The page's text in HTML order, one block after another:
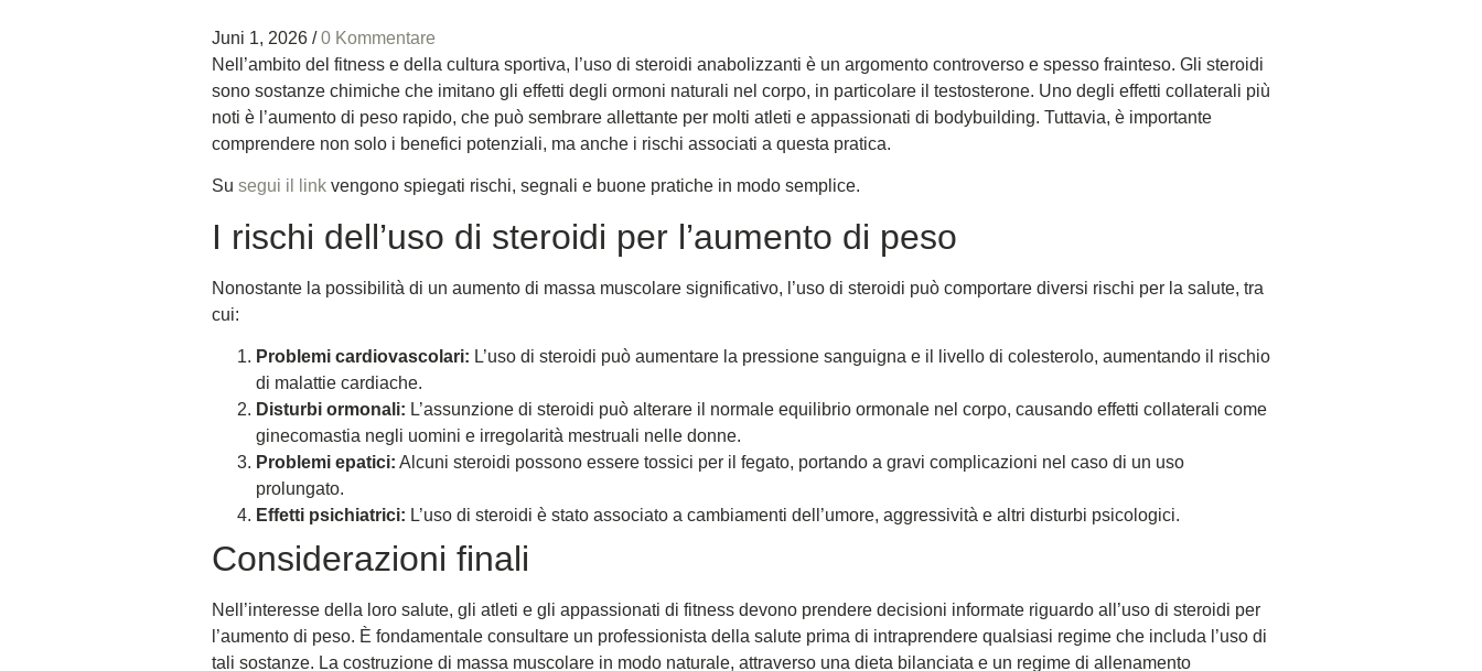
Juni 1, 2026 / 0 Kommentare
Nell’ambito del fitness e della cultura sportiva, l’uso di steroidi anabolizzanti è un argomento controverso e spesso frainteso. Gli steroidi
sono sostanze chimiche che imitano gli effetti degli ormoni naturali nel corpo, in particolare il testosterone. Uno degli effetti collaterali più
noti è l’aumento di peso rapido, che può sembrare allettante per molti atleti e appassionati di bodybuilding. Tuttavia, è importante
comprendere non solo i benefici potenziali, ma anche i rischi associati a questa pratica.
Su segui il link vengono spiegati rischi, segnali e buone pratiche in modo semplice.
I rischi dell’uso di steroidi per l’aumento di peso
Nonostante la possibilità di un aumento di massa muscolare significativo, l’uso di steroidi può comportare diversi rischi per la salute, tra
cui:
Problemi cardiovascolari: L’uso di steroidi può aumentare la pressione sanguigna e il livello di colesterolo, aumentando il rischio
di malattie cardiache.
Disturbi ormonali: L’assunzione di steroidi può alterare il normale equilibrio ormonale nel corpo, causando effetti collaterali come
ginecomastia negli uomini e irregolarità mestruali nelle donne.
Problemi epatici: Alcuni steroidi possono essere tossici per il fegato, portando a gravi complicazioni nel caso di un uso
prolungato.
Effetti psichiatrici: L’uso di steroidi è stato associato a cambiamenti dell’umore, aggressività e altri disturbi psicologici.
Considerazioni finali
Nell’interesse della loro salute, gli atleti e gli appassionati di fitness devono prendere decisioni informate riguardo all’uso di steroidi per
l’aumento di peso. È fondamentale consultare un professionista della salute prima di intraprendere qualsiasi regime che includa l’uso di
tali sostanze. La costruzione di massa muscolare in modo naturale, attraverso una dieta bilanciata e un regime di allenamento